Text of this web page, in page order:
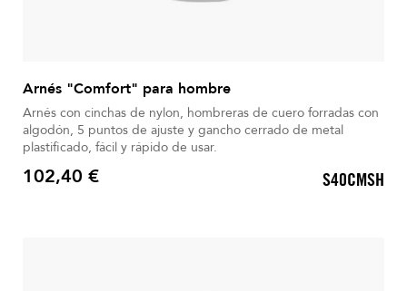
Arnés "Comfort" para hombre
Arnés con cinchas de nylon, hombreras de cuero forradas con
algodón, 5 puntos de ajuste y gancho cerrado de metal
plastificado, fácil y rápido de usar.
Precio
102,40 € S40CMSH